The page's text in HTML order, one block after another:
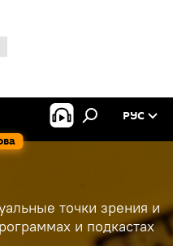
РУС
точки зрения и
и подкастах